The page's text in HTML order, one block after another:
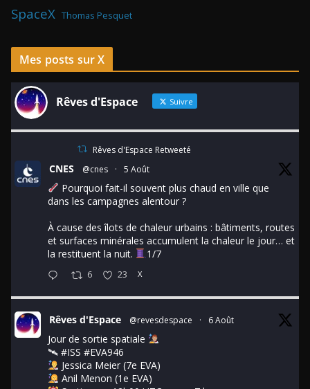
SpaceX Thomas Pesquet
Mes posts sur X
Rêves d'Espace Suivre
Rêves d'Espace Retweeté
CNES @cnes · 5 Août
Pourquoi fait-il souvent plus chaud en ville que
dans les campagnes alentour ?
À cause des îlots de chaleur urbains : bâtiments, routes
et surfaces minérales accumulent la chaleur le jour… et
la restituent la nuit.
1/7
6 23 X
Rêves d'Espace @revesdespace · 6 Août
Jour de sortie spatiale
🛰 #ISS #EVA946
Jessica Meier (7e EVA)
Anil Menon (1e EVA)